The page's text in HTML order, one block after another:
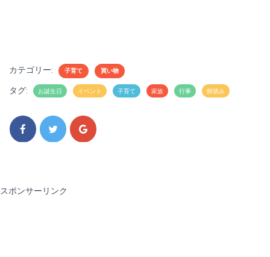
カテゴリー: 子育て 買い物
タグ: お誕生日 イベント 子育て 家族 行事 餅踏み
スポンサーリンク